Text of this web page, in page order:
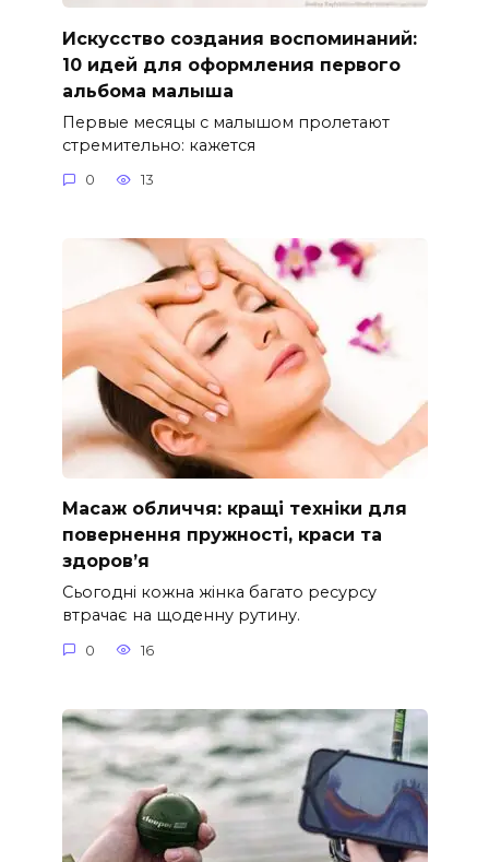
Искусство создания воспоминаний:
10 идей для оформления первого
альбома малыша
Первые месяцы с малышом пролетают
стремительно: кажется
0 13
Масаж обличчя: кращі техніки для
повернення пружності, краси та
здоров’я
Сьогодні кожна жінка багато ресурсу
втрачає на щоденну рутину.
0 16